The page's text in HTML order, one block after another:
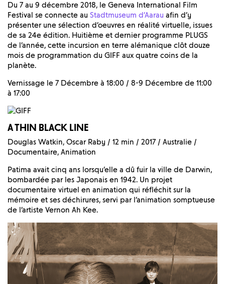
Du 7 au 9 décembre 2018, le Geneva International Film
Festival se connecte au Stadtmuseum d’Aarau afin d’y
présenter une sélection d’oeuvres en réalité virtuelle, issues
de sa 24e édition. Huitième et dernier programme PLUGS
de l’année, cette incursion en terre alémanique clôt douze
mois de programmation du GIFF aux quatre coins de la
planète.
Vernissage le 7 Décembre à 18:00 / 8-9 Décembre de 11:00
à 17:00
A THIN BLACK LINE
Douglas Watkin, Oscar Raby / 12 min / 2017 / Australie /
Documentaire, Animation
Patima avait cinq ans lorsqu’elle a dû fuir la ville de Darwin,
bombardée par les Japonais en 1942. Un projet
documentaire virtuel en animation qui réfléchit sur la
mémoire et ses déchirures, servi par l’animation somptueuse
de l’artiste Vernon Ah Kee.